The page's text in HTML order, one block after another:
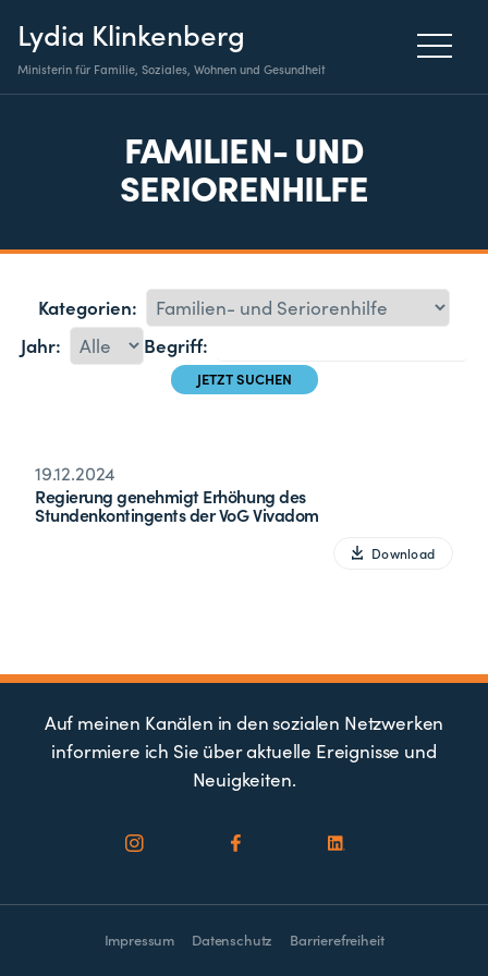
Lydia Klinkenberg
Ministerin für Familie, Soziales, Wohnen und Gesundheit
FAMILIEN- UND
SERIORENHILFE
Kategorien:
Jahr:
Begriff:
19.12.2024
Regierung genehmigt Erhöhung des
Stundenkontingents der VoG Vivadom
Download
Auf meinen Kanälen in den sozialen Netzwerken
informiere ich Sie über aktuelle Ereignisse und
Neuigkeiten.
Impressum Datenschutz Barrierefreiheit